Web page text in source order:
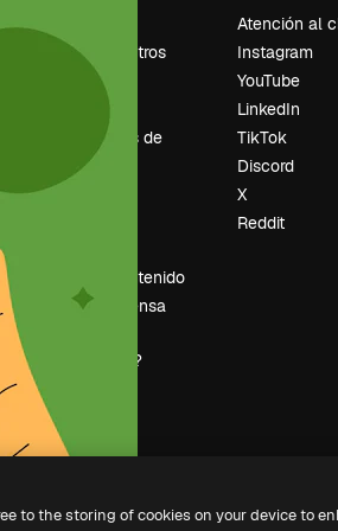
Sobre nosotros
Reviews
Tendencias de
búsqueda
Blog
Vender contenido
Sala de prensa
magnific.ai?
Atención al
Instagram
YouTube
LinkedIn
TikTok
Discord
X
Reddit
to the storing of cookies on your device to